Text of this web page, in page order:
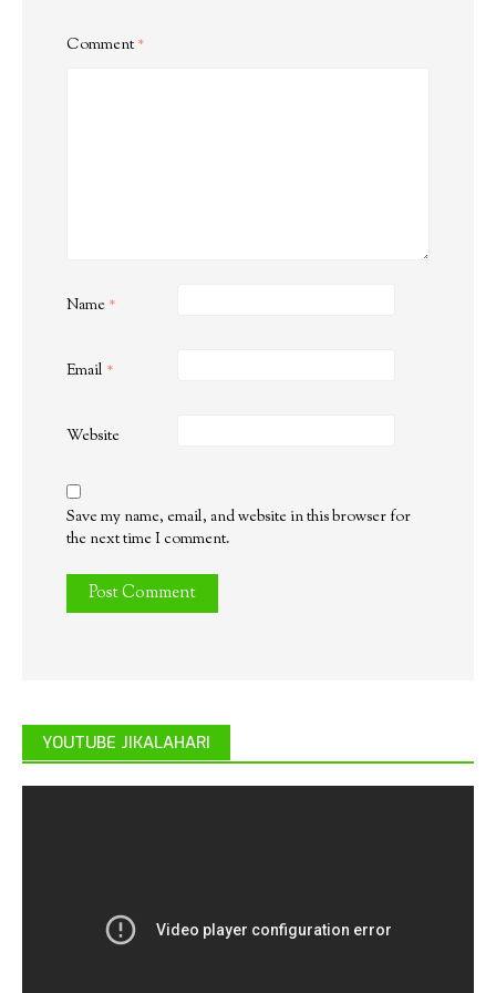
Comment*
Name *
Email *
Website
Save my name, email, and website in this browser for
the next time I comment.
YOUTUBE JIKALAHARI